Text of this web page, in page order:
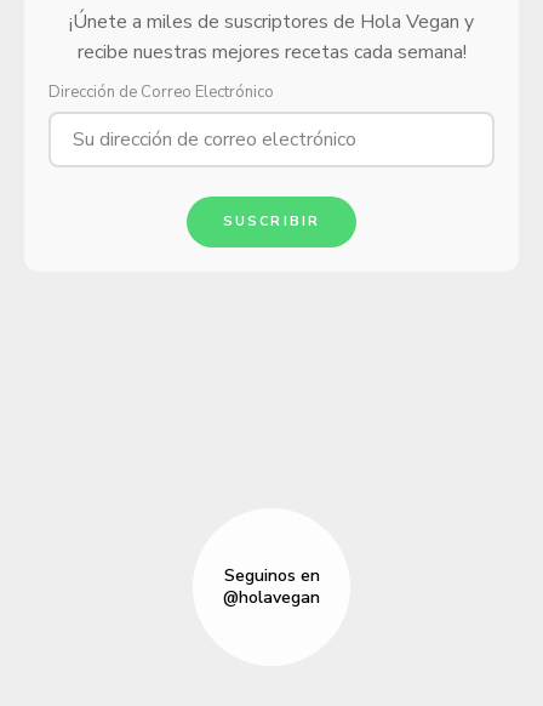
¡Únete a miles de suscriptores de Hola Vegan y
recibe nuestras mejores recetas cada semana!
Dirección de Correo Electrónico
SUSCRIBIR
Seguinos en
@holavegan